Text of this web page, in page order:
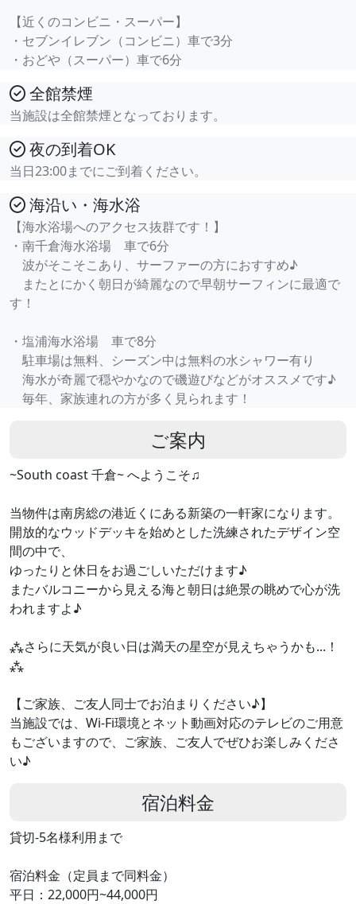
【近くのコンビニ・スーパー】
・セブンイレブン（コンビニ）車で3分
・おどや（スーパー）車で6分
全館禁煙
当施設は全館禁煙となっております。
夜の到着OK
当日23:00までにご到着ください。
海沿い・海水浴
【海水浴場へのアクセス抜群です！】
・南千倉海水浴場 車で6分
波がそこそこあり、サーファーの方におすすめ♪
またとにかく朝日が綺麗なので早朝サーフィンに最適で
す！
・塩浦海水浴場 車で8分
駐車場は無料、シーズン中は無料の水シャワー有り
海水が奇麗で穏やかなので磯遊びなどがオススメです♪
毎年、家族連れの方が多く見られます！
ご案内
~South coast 千倉~ へようこそ♫
当物件は南房総の港近くにある新築の一軒家になります。
開放的なウッドデッキを始めとした洗練されたデザイン空
間の中で、
ゆったりと休日をお過ごしいただけます♪
またバルコニーから見える海と朝日は絶景の眺めで心が洗
われますよ♪
⁂さらに天気が良い日は満天の星空が見えちゃうかも...！
⁂
【ご家族、ご友人同士でお泊まりください♪】
当施設では、Wi-Fi環境とネット動画対応のテレビのご用意
もございますので、ご家族、ご友人でぜひお楽しみくださ
い♪
宿泊料金
貸切-5名様利用まで
宿泊料金（定員まで同料金）
平日：22,000円~44,000円